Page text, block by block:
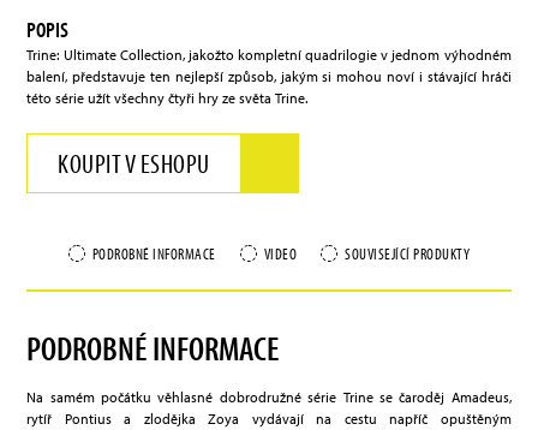
POPIS
Trine: Ultimate Collection, jakožto kompletní quadrilogie v jednom výhodném
balení, představuje ten nejlepší způsob, jakým si mohou noví i stávající hráči
této série užít všechny čtyři hry ze světa Trine.
KOUPIT V ESHOPU
PODROBNÉ INFORMACE VIDEO SOUVISEJÍCÍ PRODUKTY
PODROBNÉ INFORMACE
Na samém počátku věhlasné dobrodružné série Trine se čaroděj Amadeus,
rytíř Pontius a zlodějka Zoya vydávají na cestu napříč opuštěným